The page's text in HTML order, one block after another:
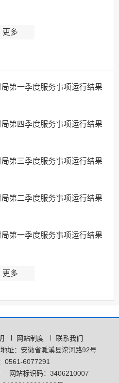
更多
第一季度服务事项运行结果
第四季度服务事项运行结果
第三季度服务事项运行结果
第二季度服务事项运行结果
第一季度服务事项运行结果
更多
网站制度
联系我们
地址：安徽省濉溪县沱河路92号
0561-6077291
网站标识码：3406210007